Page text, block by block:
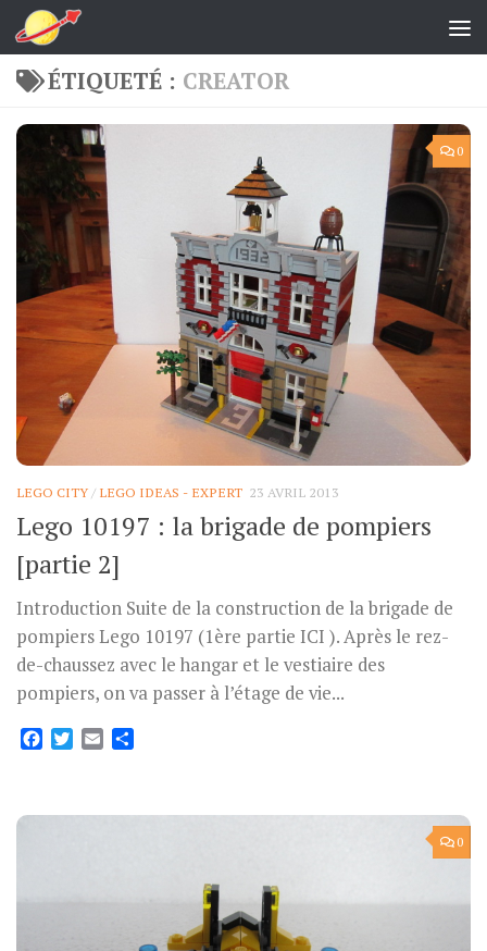
Skip to content
ÉTIQUETÉ : CREATOR
0
LEGO CITY/ LEGO IDEAS - EXPERT 23 AVRIL 2013
Lego 10197 : la brigade de pompiers
[partie 2]
Introduction Suite de la construction de la brigade de
pompiers Lego 10197 (1ère partie ICI ). Après le rez-
de-chaussez avec le hangar et le vestiaire des
pompiers, on va passer à l’étage de vie...
Facebook
Twitter
Email
0